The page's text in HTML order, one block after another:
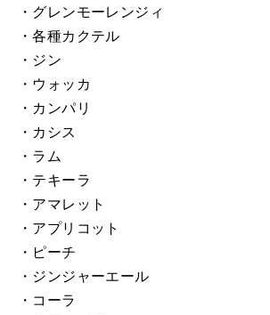
・グレンモーレンジィ
・各種カクテル
・ジン
・ウォッカ
・カンパリ
・カシス
・ラム
・テキーラ
・アマレット
・アプリコット
・ピーチ
・ジンジャーエール
・コーラ